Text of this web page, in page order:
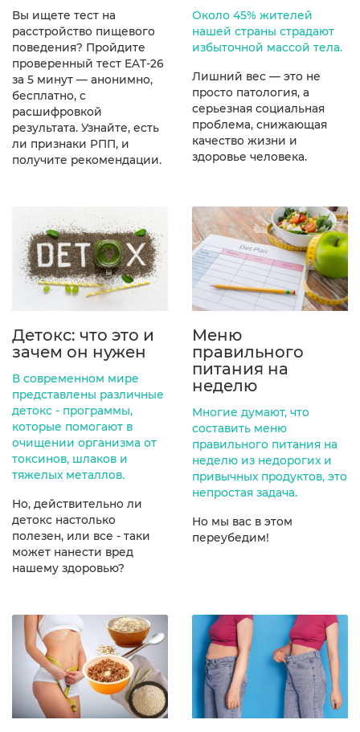
Вы ищете тест на
расстройство пищевого
поведения? Пройдите
проверенный тест EAT-26
за 5 минут — анонимно,
бесплатно, с
расшифровкой
результата. Узнайте, есть
ли признаки РПП, и
получите рекомендации.
Около 45% жителей
нашей страны страдают
избыточной массой тела.
Лишний вес — это не
просто патология, а
серьезная социальная
проблема, снижающая
качество жизни и
здоровье человека.
Детокс: что это и
зачем он нужен
В современном мире
представлены различные
детокс - программы,
которые помогают в
очищении организма от
токсинов, шлаков и
тяжелых металлов.
Но, действительно ли
детокс настолько
полезен, или все - таки
может нанести вред
нашему здоровью?
Меню
правильного
питания на
неделю
Многие думают, что
составить меню
правильного питания на
неделю из недорогих и
привычных продуктов, это
непростая задача.
Но мы вас в этом
переубедим!